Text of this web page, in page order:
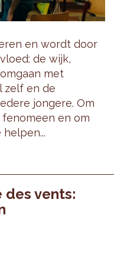
en wordt door
de wijk,
met
zelf en de
jongere. Om
en om
des vents: